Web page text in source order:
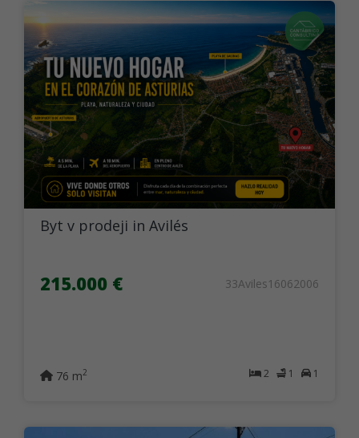
Byt v prodeji in Avilés
215.000 € 33Aviles16062006
2 1 1
76 m2